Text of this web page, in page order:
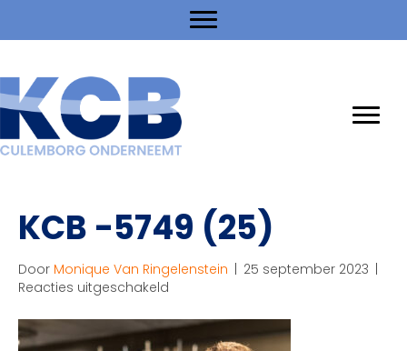
KCB -5749 (25)
Door Monique Van Ringelenstein | 25 september 2023 |
Reacties uitgeschakeld
-5749
(25)